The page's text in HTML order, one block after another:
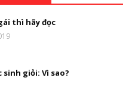
thì hãy đọc
sinh giỏi: Vì sao?